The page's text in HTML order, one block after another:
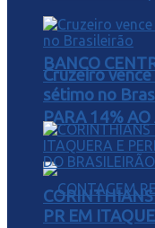
BANCO
PARA 14% AO
Cruzeiro
sétimo no
PR EM